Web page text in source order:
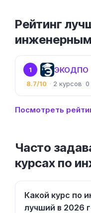
Рейтинг
1 ЭКОДПО
8.7/10 2 0
Посмотреть
Часто
курсах по
Какой курс по
лучший в 2026